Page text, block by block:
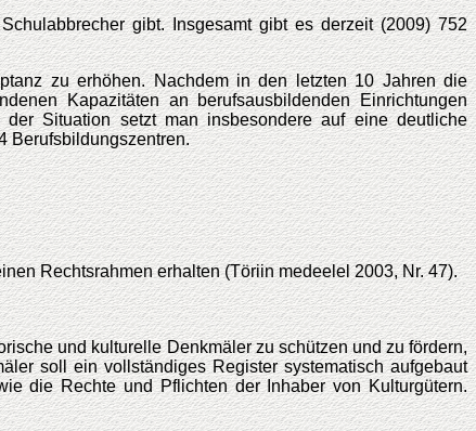
gibt. Insgesamt gibt es derzeit (2009) 752
zu erhöhen. Nachdem in den letzten 10 Jahren die
Kapazitäten an berufsausbildenden Einrichtungen
Situation setzt man insbesondere auf eine deutliche
Berufsbildungszentren.
Rechtsrahmen erhalten (Töriin medeelel 2003, Nr. 47).
und kulturelle Denkmäler zu schützen und zu fördern,
soll ein vollständiges Register systematisch aufgebaut
die Rechte und Pflichten der Inhaber von Kulturgütern.